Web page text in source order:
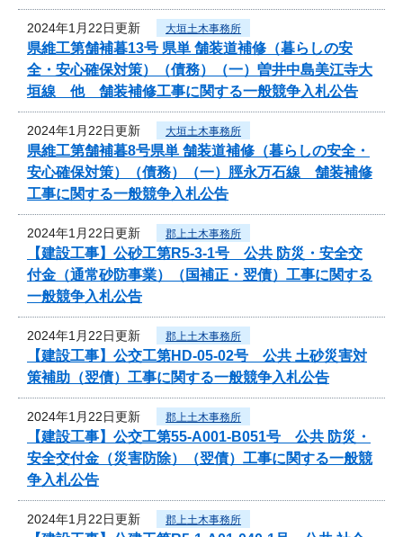
2024年1月22日更新 大垣土木事務所
県維工第舗補暮13号 県単 舗装道補修（暮らしの安
全・安心確保対策）（債務）（一）曽井中島美江寺大
垣線 他 舗装補修工事に関する一般競争入札公告
2024年1月22日更新 大垣土木事務所
県維工第舗補暮8号県単 舗装道補修（暮らしの安全・
安心確保対策）（債務）（一）脛永万石線 舗装補修
工事に関する一般競争入札公告
2024年1月22日更新 郡上土木事務所
【建設工事】公砂工第R5-3-1号 公共 防災・安全交
付金（通常砂防事業）（国補正・翌債）工事に関する
一般競争入札公告
2024年1月22日更新 郡上土木事務所
【建設工事】公交工第HD-05-02号 公共 土砂災害対
策補助（翌債）工事に関する一般競争入札公告
2024年1月22日更新 郡上土木事務所
【建設工事】公交工第55-A001-B051号 公共 防災・
安全交付金（災害防除）（翌債）工事に関する一般競
争入札公告
2024年1月22日更新 郡上土木事務所